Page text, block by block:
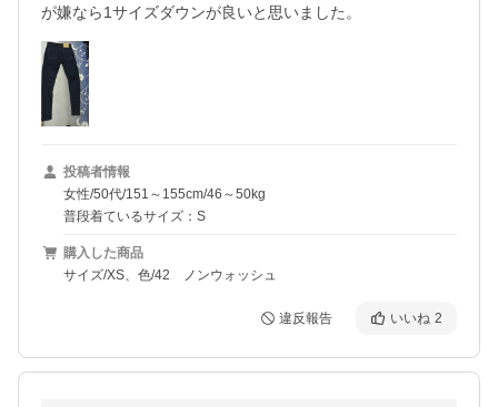
が嫌なら1サイズダウンが良いと思いました。
投稿者情報
女性/50代/151～155cm/46～50kg
普段着ているサイズ：S
購入した商品
サイズ/XS、色/42 ノンウォッシュ
違反報告 いいね 2